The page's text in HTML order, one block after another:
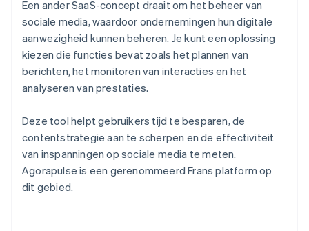
Een ander SaaS-concept draait om het beheer van
sociale media, waardoor ondernemingen hun digitale
aanwezigheid kunnen beheren. Je kunt een oplossing
kiezen die functies bevat zoals het plannen van
berichten, het monitoren van interacties en het
analyseren van prestaties.
Deze tool helpt gebruikers tijd te besparen, de
contentstrategie aan te scherpen en de effectiviteit
van inspanningen op sociale media te meten.
Agorapulse is een gerenommeerd Frans platform op
dit gebied.